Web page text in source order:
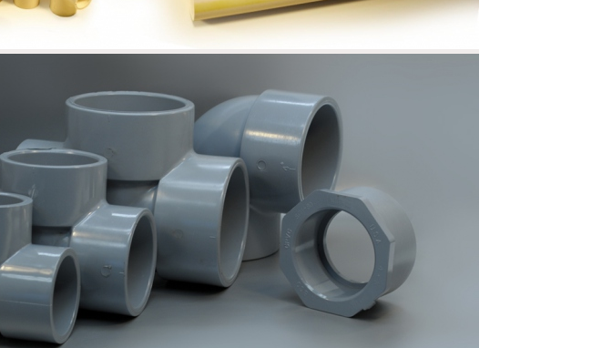
odolnosti proti mechanickému poškodeniu pri teplotách nižších ako +5°C
domy
výrobne